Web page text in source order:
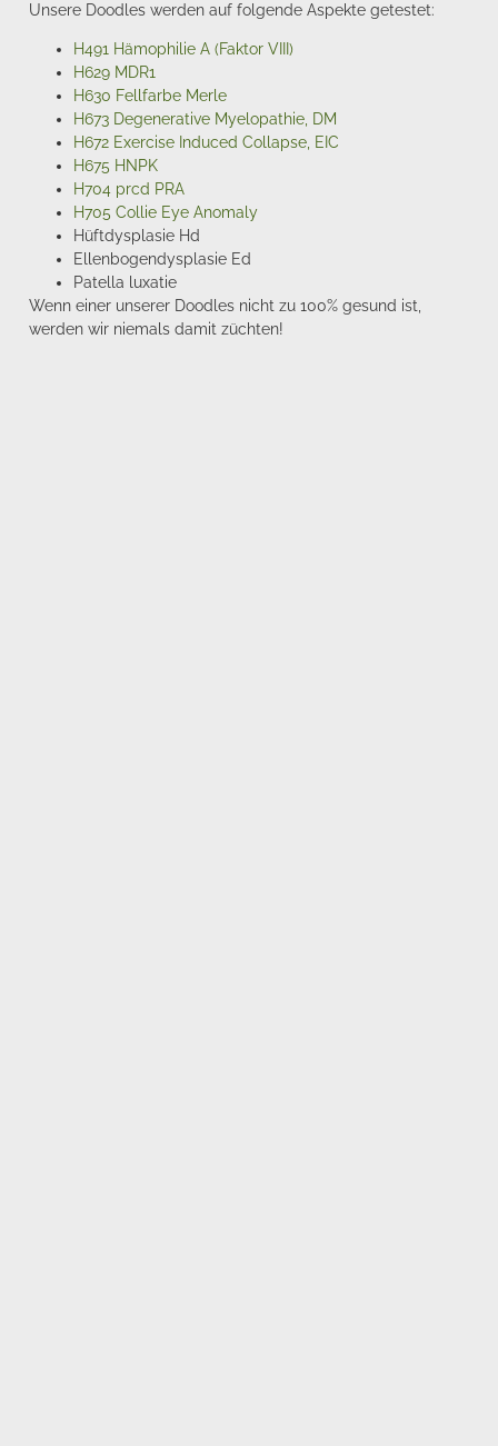
Unsere Doodles werden auf folgende Aspekte getestet:
H491 Hämophilie A (Faktor VIII)
H629 MDR1
H630 Fellfarbe Merle
H673 Degenerative Myelopathie, DM
H672 Exercise Induced Collapse, EIC
H675 HNPK
H704 prcd PRA
H705 Collie Eye Anomaly
Hüftdysplasie Hd
Ellenbogendysplasie Ed
Patella luxatie
Wenn einer unserer Doodles nicht zu 100% gesund ist,
werden wir niemals damit züchten!